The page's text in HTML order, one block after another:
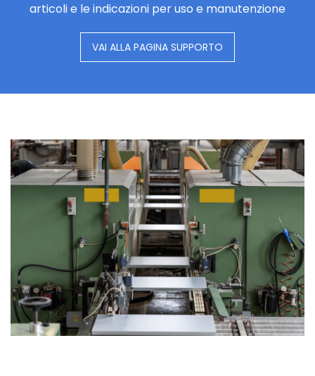
articoli e le indicazioni per uso e manutenzione
VAI ALLA PAGINA SUPPORTO